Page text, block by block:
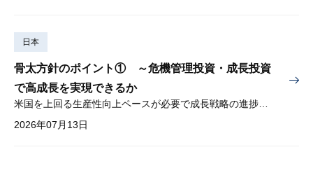
日本
骨太方針のポイント① ～危機管理投資・成長投資
で高成長を実現できるか
米国を上回る生産性向上ペースが必要で成長戦略の進捗管理も課題
2026年07月13日